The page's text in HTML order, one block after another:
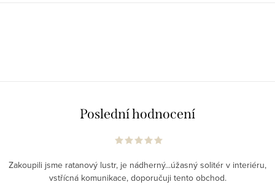
Poslední hodnocení
Zakoupili jsme ratanový lustr, je nádherný...úžasný solitér v interiéru,
vstřícná komunikace, doporučuji tento obchod.